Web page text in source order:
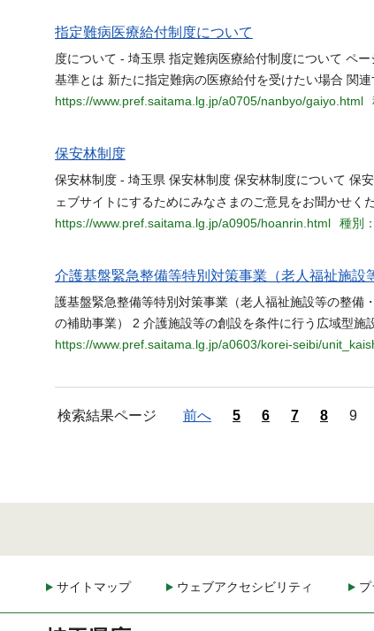
指定難病医療給付制度について
度について - 埼玉県 指定難病医療給付制度について ペ
基準とは 新たに指定難病の医療給付を受けたい場合 関
https://www.pref.saitama.lg.jp/a0705/nanbyo/gaiyo.html
保安林制度
保安林制度 - 埼玉県 保安林制度 保安林制度について 保
ェブサイトにするためにみなさまのご意見をお聞かせく
https://www.pref.saitama.lg.jp/a0905/hoanrin.html
種別
介護基盤緊急整備等特別対策事業（老人福祉施設
護基盤緊急整備等特別対策事業（老人福祉施設等の整備
の補助事業） 2 介護施設等の創設を条件に行う広域型施
https://www.pref.saitama.lg.jp/a0603/korei-seibi/
検索結果ページ 前へ 5 6 7 8 9
サイトマップ ウェブアクセシビリティ